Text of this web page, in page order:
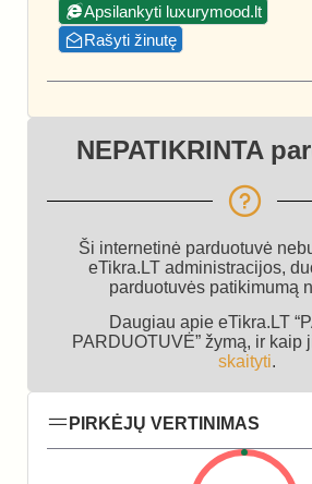
Apsilankyti luxurymood.lt
Rašyti žinutę
NEPATIKRINTA
Ši internetinė parduotuvė
eTikra.LT administracijos,
parduotuvės patikimumą
Daugiau apie eTikra.LT
PARDUOTUVĖ” žymą, ir kaip
skaityti.
PIRKĖJŲ VERTINIMAS